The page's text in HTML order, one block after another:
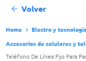
Volver
Electro y tecnología
Accesorios de celulares y
Teléfono De Línea Fijo Para
Yerba
Cerveza
Doves